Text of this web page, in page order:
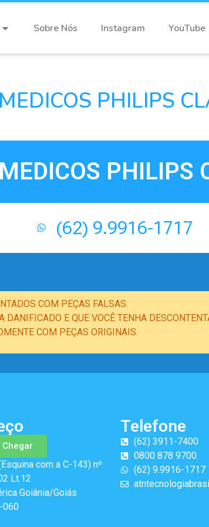
Sobre Nós Instagram YouTube
PHILIPS
PHILIPS
(62) 9.9916-1717
COM PEÇAS FALSAS.
E QUE VOCÊ TENHA
COM PEÇAS ORIGINAIS.
Chegar
com a C-143) nº
Lt.12
Goiânia/Goiás
060
(62) 3911-7400
0800 878 9700
(62) 9.9916-1717
Telefone